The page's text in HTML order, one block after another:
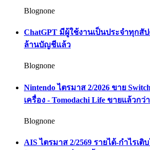
Blognone
ChatGPT มีผู้ใช้งานเป็นประจำทุกสั
ล้านบัญชีแล้ว
Blognone
Nintendo ไตรมาส 2/2026 ขาย
เครื่อง - Tomodachi Life ขายแล้วกว่
Blognone
AIS ไตรมาส 2/2569 รายได้-กำไรเ